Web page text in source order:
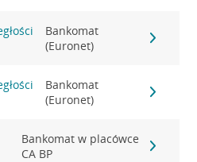
Bankomat
(Euronet)
Bankomat
(Euronet)
Bankomat w placówce
CA BP